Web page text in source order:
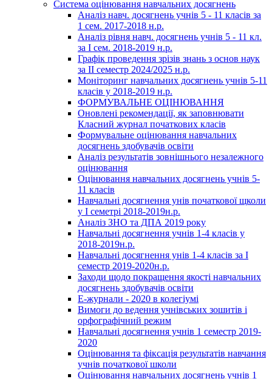
Система оцінювання навчальних досягнень
Аналіз навч. досягнень учнів 5 - 11 класів за
1 сем. 2017-2018 н.р.
Аналіз рівня навч. досягнень учнів 5 - 11 кл.
за І сем. 2018-2019 н.р.
Графік проведення зрізів знань з основ наук
за ІІ семестр 2024/2025 н.р.
Моніторинг навчальних досягнень учнів 5-11
класів у 2018-2019 н.р.
ФОРМУВАЛЬНЕ ОЦІНЮВАННЯ
Оновлені рекомендації, як заповнювати
Класний журнал початкових класів
Формувальне оцінювання навчальних
досягнень здобувачів освіти
Аналіз результатів зовнішнього незалежного
оцінювання
Оцінювання навчальних досягнень учнів 5-
11 класів
Навчальні досягнення унів початкової щколи
у І семетрі 2018-2019н.р.
Аналіз ЗНО та ДПА 2019 року
Навчальні досягнення учнів 1-4 класів у
2018-2019н.р.
Навчальні досягнення унів 1-4 класів за І
семестр 2019-2020н.р.
Заходи щодо покращення якості навчальних
досягнень здобувачів освіти
Е-журнали - 2020 в колегіумі
Вимоги до ведення учнівських зошитів і
орфографічний режим
Навчальні досягнення учнів 1 семестр 2019-
2020
Оцінювання та фіксація результатів навчання
учнів початкової школи
Оцінювання навчальних досягнень учнів 1